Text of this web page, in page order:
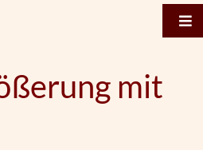
mit